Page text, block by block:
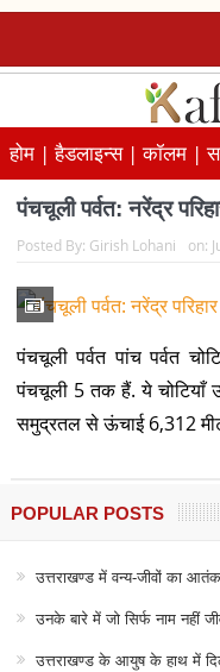
होम |हैडलाइन्स |कॉलम |
पंचचूली पर्वत: नरेंद्र
Posted By: Girish Lohani on:
पंचचूली पर्वत पांच पर्वत
पंचचूली 5 तक हैं. ये चोटियाँ
समुद्रतल से ऊंचाई 6,312
POPULAR POSTS
उत्तराखण्ड में वन्य-जीवों का आतंक
उनके बारे में जो सिर्फ नाम नहीं
उत्तराखण्ड के आयुष के हाथ में